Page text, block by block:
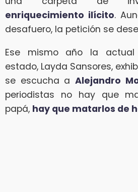
enriquecimiento ilícito.
desafuero, la petición se
Ese mismo año la actual
estado, Layda Sansores,
se escucha aAlejandro
periodistas no hay que
papá, hay que matarlos de